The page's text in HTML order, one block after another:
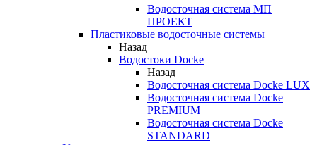
Водосточная система МП
ПРОЕКТ
Пластиковые водосточные системы
Назад
Водостоки Docke
Назад
Водосточная система Docke LUX
Водосточная система Docke
PREMIUM
Водосточная система Docke
STANDARD